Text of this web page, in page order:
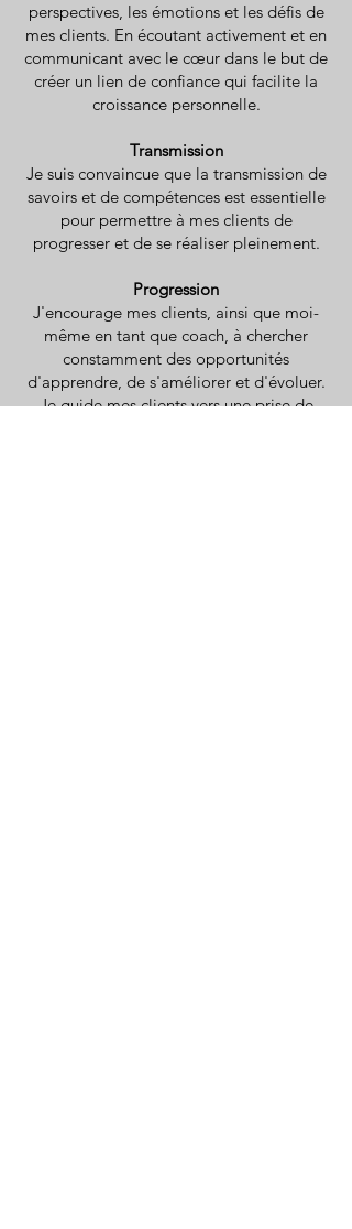
perspectives, les émotions et les défis de
mes clients. En écoutant activement et en
communicant avec le cœur dans le but de
créer un lien de confiance qui facilite la
croissance personnelle.
Transmission
Je suis convaincue que la transmission de
savoirs et de compétences est essentielle
pour permettre à mes clients de
progresser et de se réaliser pleinement.
Progression
J'encourage mes clients, ainsi que moi-
même en tant que coach, à chercher
constamment des opportunités
d'apprendre, de s'améliorer et d'évoluer.
Je guide mes clients vers une prise de